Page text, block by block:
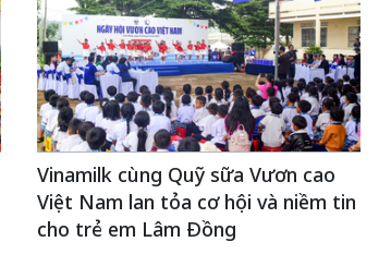
Vinamilk cùng Quỹ sữa Vươn cao
Việt Nam lan tỏa cơ hội và niềm tin
cho trẻ em Lâm Đồng